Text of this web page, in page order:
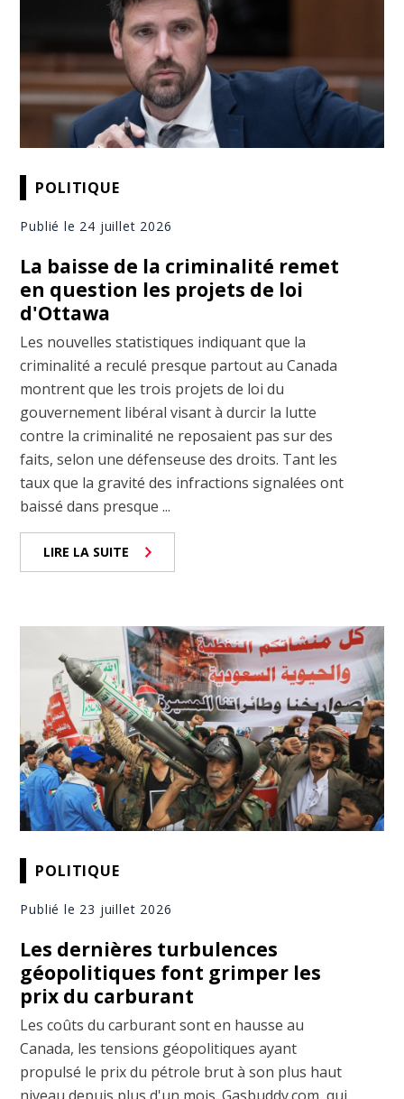
POLITIQUE
Publié le 24 juillet 2026
La baisse de la criminalité remet
en question les projets de loi
d'Ottawa
Les nouvelles statistiques indiquant que la
criminalité a reculé presque partout au Canada
montrent que les trois projets de loi du
gouvernement libéral visant à durcir la lutte
contre la criminalité ne reposaient pas sur des
faits, selon une défenseuse des droits. Tant les
taux que la gravité des infractions signalées ont
baissé dans presque ...
LIRE LA SUITE
POLITIQUE
Publié le 23 juillet 2026
Les dernières turbulences
géopolitiques font grimper les
prix du carburant
Les coûts du carburant sont en hausse au
Canada, les tensions géopolitiques ayant
propulsé le prix du pétrole brut à son plus haut